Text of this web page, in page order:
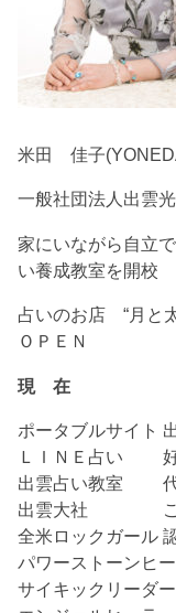
米田 佳子
一般社団法人出雲
家にいながら自立
い養成教室を開校
占いのお店 “月と
ＯＰＥＮ
現 在
ポータブルサイト
ＬＩＮＥ占い 好
出雲占い教室 代
出雲大社 ご縁
全米ロックガール
パワーストーンヒ
サイキックリーダー